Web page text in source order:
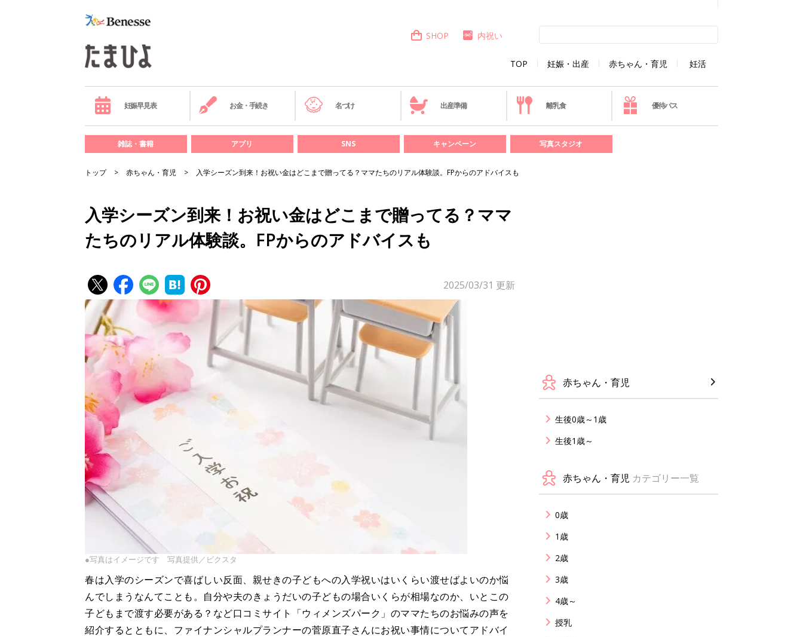
TOP 妊娠・出産 赤ちゃん・育児 妊活
SHOP 内祝い
妊娠早見表 お金・手続き 名づけ 出産準備 離乳食 優待パス
雑誌・書籍 アプリ SNS キャンペーン 写真スタジオ
トップ 赤ちゃん・育児 入学シーズン到来！お祝い金はどこまで贈ってる？ママたちのリアル体験談。FPからのアドバイスも
入学シーズン到来！お祝い金はどこまで贈ってる？ママ
たちのリアル体験談。FPからのアドバイスも
2025/03/31 更新
●写真はイメージです 写真提供／ピクスタ
春は入学のシーズンで喜ばしい反面、親せきの子どもへの入学祝いはいくらい渡せばよいのか悩
んでしまうなんてことも。自分や夫のきょうだいの子どもの場合いくらが相場なのか、いとこの
子どもまで渡す必要がある？など口コミサイト「ウィメンズパーク」のママたちのお悩みの声を
紹介するとともに、ファイナンシャルプランナーの菅原直子さんにお祝い事情についてアドバイ
赤ちゃん・育児
生後0歳～1歳
生後1歳～
赤ちゃん・育児 カテゴリー一覧
0歳
1歳
2歳
3歳
4歳～
授乳